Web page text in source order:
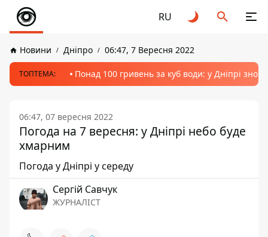
RU
Новини Дніпро 06:47, 7 Вересня 2022
ТОПТЕМА: Понад 100 гривень за куб води: у Дніпрі
06:47, 07 вересня 2022
Погода на 7 вересня: у Дніпрі небо буде
хмарним
Погода у Дніпрі у середу
Сергій Савчук
ЖУРНАЛІСТ